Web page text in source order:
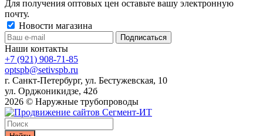
Для получения оптовых цен оставьте вашу электронную
почту.
Новости магазина
Наши контакты
+7 (921) 908-71-85
optspb@setivspb.ru
г. Санкт-Петербург, ул. Бестужевская, 10
ул. Орджоникидзе, 42б
2026 © Наружные трубопроводы